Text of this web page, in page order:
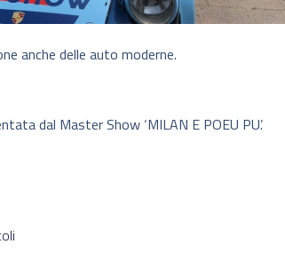
anche delle auto moderne.
dal Master Show ‘MILAN E POEU PU’.